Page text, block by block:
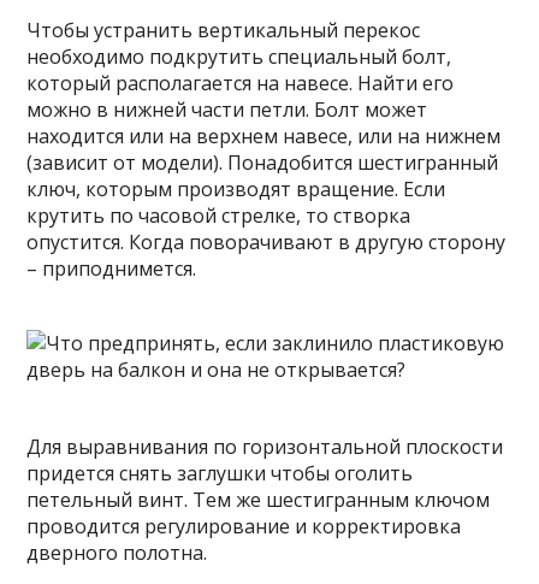
Чтобы устранить вертикальный перекос
необходимо подкрутить специальный болт,
который располагается на навесе. Найти его
можно в нижней части петли. Болт может
находится или на верхнем навесе, или на нижнем
(зависит от модели). Понадобится шестигранный
ключ, которым производят вращение. Если
крутить по часовой стрелке, то створка
опустится. Когда поворачивают в другую сторону
– приподнимется.
Для выравнивания по горизонтальной плоскости
придется снять заглушки чтобы оголить
петельный винт. Тем же шестигранным ключом
проводится регулирование и корректировка
дверного полотна.